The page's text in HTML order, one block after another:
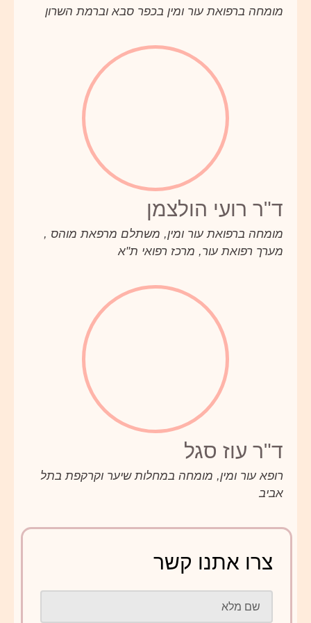
מומחה ברפואת עור ומין בכפר סבא וברמת השרון
ד"ר רועי הולצמן
מומחה ברפואת עור ומין, משתלם מרפאת מוהס ,
מערך רפואת עור, מרכז רפואי ת"א
ד"ר עוז סגל
רופא עור ומין, מומחה במחלות שיער וקרקפת בתל
אביב
צרו אתנו קשר